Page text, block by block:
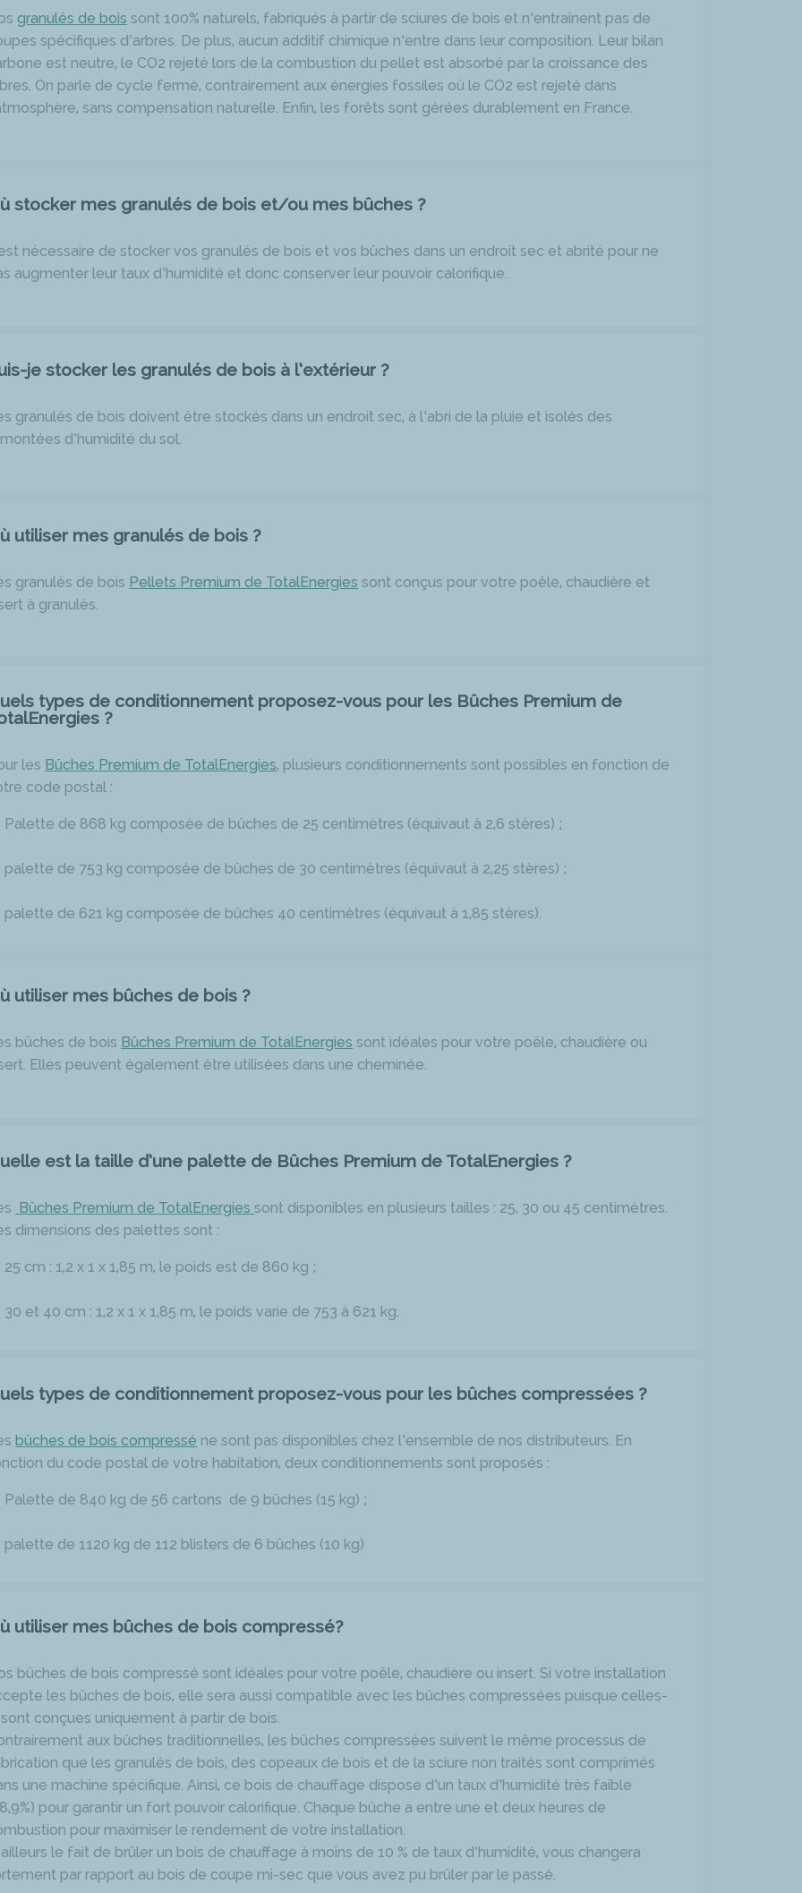
granulés de bois sont 100% naturels, fabriqués à partir de sciures de bois et n’entraînent pas de
spécifiques d’arbres. De plus, aucun additif chimique n’entre dans leur composition. Leur bilan
est neutre, le CO2 rejeté lors de la combustion du pellet est absorbé par la croissance des
On parle de cycle fermé, contrairement aux énergies fossiles où le CO2 est rejeté dans
sans compensation naturelle. Enfin, les forêts sont gérées durablement en France.
stocker mes granulés de bois et/ou mes bûches ?
nécessaire de stocker vos granulés de bois et vos bûches dans un endroit sec et abrité pour ne
augmenter leur taux d’humidité et donc conserver leur pouvoir calorifique.
je stocker les granulés de bois à l’extérieur ?
granulés de bois doivent être stockés dans un endroit sec, à l’abri de la pluie et isolés des
d’humidité du sol.
utiliser mes granulés de bois ?
granulés de bois Pellets Premium de TotalEnergies sont conçus pour votre poêle, chaudière et
à granulés.
types de conditionnement proposez-vous pour les Bûches Premium de
?
les Bûches Premium de TotalEnergies, plusieurs conditionnements sont possibles en fonction de
code postal :
Palette de 868 kg composée de bûches de 25 centimètres (équivaut à 2,6 stères) ;
palette de 753 kg composée de bûches de 30 centimètres (équivaut à 2,25 stères) ;
palette de 621 kg composée de bûches 40 centimètres (équivaut à 1,85 stères).
utiliser mes bûches de bois ?
bûches de bois Bûches Premium de TotalEnergies sont idéales pour votre poêle, chaudière ou
Elles peuvent également être utilisées dans une cheminée.
est la taille d’une palette de Bûches Premium de TotalEnergies ?
Bûches Premium de TotalEnergiessont disponibles en plusieurs tailles : 25, 30 ou 45 centimètres.
dimensions des palettes sont :
25 cm : 1,2 x 1 x 1,85 m, le poids est de 860 kg ;
30 et 40 cm : 1,2 x 1 x 1,85 m, le poids varie de 753 à 621 kg.
types de conditionnement proposez-vous pour les bûches compressées ?
bûches de bois compressé ne sont pas disponibles chez l’ensemble de nos distributeurs. En
du code postal de votre habitation, deux conditionnements sont proposés :
Palette de 840 kg de 56 cartons de 9 bûches (15 kg) ;
palette de 1120 kg de 112 blisters de 6 bûches (10 kg)
utiliser mes bûches de bois compressé?
bûches de bois compressé sont idéales pour votre poêle, chaudière ou insert. Si votre installation
les bûches de bois, elle sera aussi compatible avec les bûches compressées puisque celles-
conçues uniquement à partir de bois.
aux bûches traditionnelles, les bûches compressées suivent le même processus de
que les granulés de bois, des copeaux de bois et de la sciure non traités sont comprimés
une machine spécifique. Ainsi, ce bois de chauffage dispose d’un taux d’humidité très faible
pour garantir un fort pouvoir calorifique. Chaque bûche a entre une et deux heures de
pour maximiser le rendement de votre installation.
le fait de brûler un bois de chauffage à moins de 10 % de taux d’humidité, vous changera
par rapport au bois de coupe mi-sec que vous avez pu brûler par le passé.